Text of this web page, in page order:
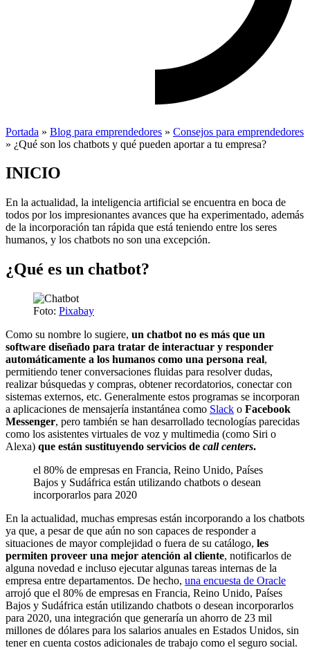
Portada » Blog para emprendedores » Consejos para emprendedores
» ¿Qué son los chatbots y qué pueden aportar a tu empresa?
INICIO
En la actualidad, la inteligencia artificial se encuentra en boca de
todos por los impresionantes avances que ha experimentado, además
de la incorporación tan rápida que está teniendo entre los seres
humanos, y los chatbots no son una excepción.
¿Qué es un chatbot?
Foto: Pixabay
Como su nombre lo sugiere, un chatbot no es más que un
software diseñado para tratar de interactuar y responder
automáticamente a los humanos como una persona real,
permitiendo tener conversaciones fluidas para resolver dudas,
realizar búsquedas y compras, obtener recordatorios, conectar con
sistemas externos, etc. Generalmente estos programas se incorporan
a aplicaciones de mensajería instantánea como Slack o Facebook
Messenger, pero también se han desarrollado tecnologías parecidas
como los asistentes virtuales de voz y multimedia (como Siri o
Alexa) que están sustituyendo servicios de call centers.
el 80% de empresas en Francia, Reino Unido, Países
Bajos y Sudáfrica están utilizando chatbots o desean
incorporarlos para 2020
En la actualidad, muchas empresas están incorporando a los chatbots
ya que, a pesar de que aún no son capaces de responder a
situaciones de mayor complejidad o fuera de su catálogo, les
permiten proveer una mejor atención al cliente, notificarlos de
alguna novedad e incluso ejecutar algunas tareas internas de la
empresa entre departamentos. De hecho, una encuesta de Oracle
arrojó que el 80% de empresas en Francia, Reino Unido, Países
Bajos y Sudáfrica están utilizando chatbots o desean incorporarlos
para 2020, una integración que generaría un ahorro de 23 mil
millones de dólares para los salarios anuales en Estados Unidos, sin
tener en cuenta costos adicionales de trabajo como el seguro social.